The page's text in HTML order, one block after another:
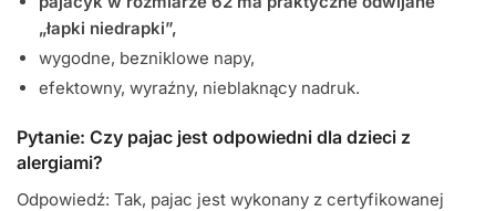
„łapki niedrapki”,
wygodne, bezniklowe napy,
efektowny, wyraźny, nieblaknący nadruk.
Pytanie: Czy pajac jest odpowiedni dla dzieci z
alergiami?
Odpowiedź: Tak, pajac jest wykonany z certyfikowanej